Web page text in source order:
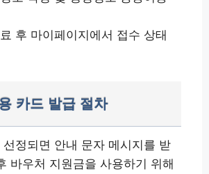
후 마이페이지에서 접수 상태
카드 발급 절차
정되면 안내 문자 메시지를 받
바우처 지원금을 사용하기 위해